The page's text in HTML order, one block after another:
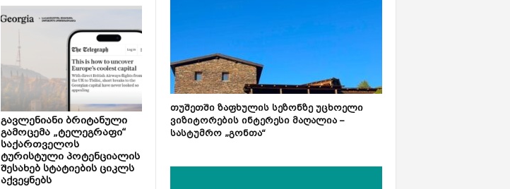
გავლენიანი ბრიტანული
გამოცემა „ტელეგრაფი“
საქართველოს
ტურისტული პოტენციალის
შესახებ სტატიების ციკლს
აქვეყნებს
თუშეთში ზაფხულის სეზონზე უცხოელი
ვიზიტორების ინტერესი მაღალია –
სასტუმრო „გონთა“